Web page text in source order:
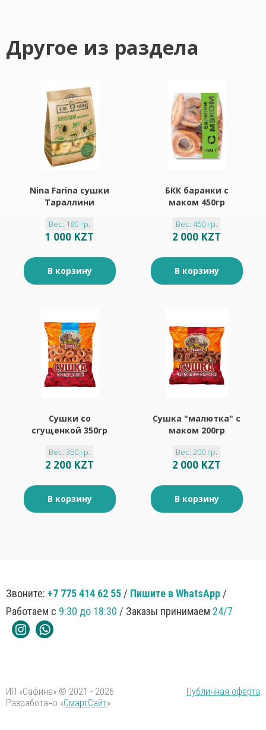
Другое из раздела
Nina Farina сушки
Тараллини
Вес: 180 гр.
1 000 KZT
В корзину
БКК баранки с
маком 450гр
Вес: 450 гр.
2 000 KZT
В корзину
Сушки со
сгущенкой 350гр
Вес: 350 гр.
2 200 KZT
В корзину
Сушка "малютка" с
маком 200гр
Вес: 200 гр.
2 000 KZT
В корзину
Звоните: +7 775 414 62 55 / Пишите в WhatsApp /
Работаем с 9:30 до 18:30 / Заказы принимаем 24/7
ИП «Сафина» © 2021 - 2026
Публичная оферта
Разработано «СмартСайт»